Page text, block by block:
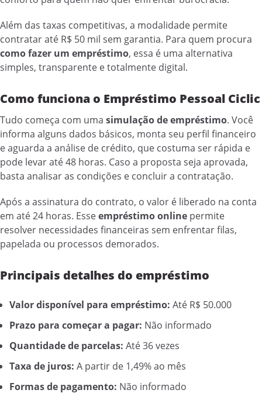
Além das taxas competitivas, a modalidade permite
contratar até R$ 50 mil sem garantia. Para quem procura
como fazer um empréstimo, essa é uma alternativa
simples, transparente e totalmente digital.
Como funciona o Empréstimo Pessoal Ciclic
Tudo começa com uma simulação de empréstimo. Você
informa alguns dados básicos, monta seu perfil financeiro
e aguarda a análise de crédito, que costuma ser rápida e
pode levar até 48 horas. Caso a proposta seja aprovada,
basta analisar as condições e concluir a contratação.
Após a assinatura do contrato, o valor é liberado na conta
em até 24 horas. Esseempréstimo online permite
resolver necessidades financeiras sem enfrentar filas,
papelada ou processos demorados.
Principais detalhes do empréstimo
Valor disponível para empréstimo: Até R$ 50.000
Prazo para começar a pagar: Não informado
Quantidade de parcelas: Até 36 vezes
Taxa de juros: A partir de 1,49% ao mês
Formas de pagamento: Não informado